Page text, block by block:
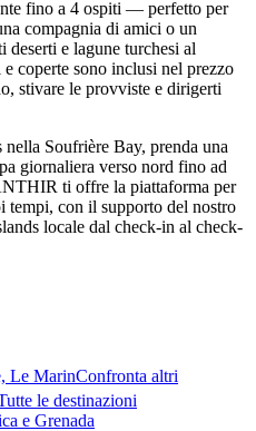
fino a 4 ospiti — perfetto per
compagnia di amici o un
deserti e lagune turchesi al
coperte sono inclusi nel prezzo
stivare le provviste e dirigerti
Soufrière Bay, prenda una
giornaliera verso nord fino ad
ti offre la piattaforma per
tempi, con il supporto del nostro
locale dal check-in al check-
Le MarinConfronta altri
le destinazioni
e Grenada